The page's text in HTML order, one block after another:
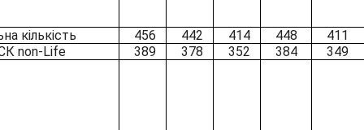
кількість 456 442 414 448
411
non-Life
389 378 352 384
349